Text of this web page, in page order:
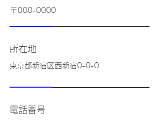
〒000-0000
所在地
東京都新宿区西新宿0-0-0
電話番号